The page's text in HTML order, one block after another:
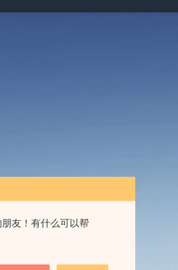
友！有什么可以帮